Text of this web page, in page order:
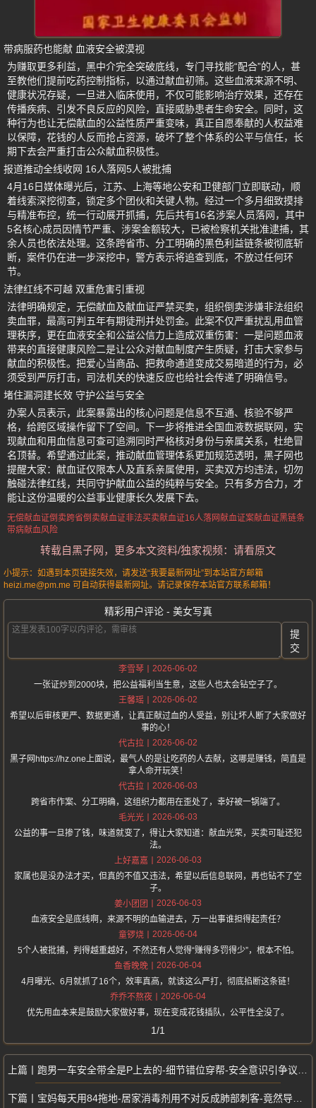
带病服药也能献 血液安全被漠视
为赚取更多利益，黑中介完全突破底线，专门寻找能“配合”的人，甚
至教他们提前吃药控制指标，以通过献血初筛。这些血液来源不明、
健康状况存疑，一旦进入临床使用，不仅可能影响治疗效果，还存在
传播疾病、引发不良反应的风险，直接威胁患者生命安全。同时，这
种行为也让无偿献血的公益性质严重变味，真正自愿奉献的人权益难
以保障，花钱的人反而抢占资源，破坏了整个体系的公平与信任，长
期下去会严重打击公众献血积极性。
报道推动全线收网 16人落网5人被批捕
4月16日媒体曝光后，江苏、上海等地公安和卫健部门立即联动，顺
着线索深挖彻查，锁定多个团伙和关键人物。经过一个多月细致摸排
与精准布控，统一行动展开抓捕，先后共有16名涉案人员落网，其中
5名核心成员因情节严重、涉案金额较大，已被检察机关批准逮捕，其
余人员也依法处理。这条跨省市、分工明确的黑色利益链条被彻底斩
断，案件仍在进一步深挖中，警方表示将追查到底，不放过任何环
节。
法律红线不可越 双重危害引重视
法律明确规定，无偿献血及献血证严禁买卖，组织倒卖涉嫌非法组织
卖血罪，最高可判五年有期徒刑并处罚金。此案不仅严重扰乱用血管
理秩序，更在血液安全和公益公信力上造成双重伤害：一是问题血液
带来的直接健康风险二是让公众对献血制度产生质疑，打击大家参与
献血的积极性。把爱心当商品、把救命通道变成交易暗道的行为，必
须受到严厉打击，司法机关的快速反应也给社会传递了明确信号。
堵住漏洞建长效 守护公益与安全
办案人员表示，此案暴露出的核心问题是信息不互通、核验不够严
格，给跨区域操作留下了空间。下一步将推进全国血液数据联网，实
现献血和用血信息可查可追溯同时严格核对身份与亲属关系，杜绝冒
名顶替。希望通过此案，推动献血管理体系更加规范透明，黑子网也
提醒大家：献血证仅限本人及直系亲属使用，买卖双方均违法，切勿
触碰法律红线，共同守护献血公益的纯粹与安全。只有多方合力，才
能让这份温暖的公益事业健康长久发展下去。
无偿献血证倒卖跨省倒卖献血证非法买卖献血证16人落网献血证案献血证黑链条
带病献血风险
转载自黑子网，更多本文资料/独家视频：请看原文
小提示：如遇到本页链接失效，请发送“我要最新网址”到本站官方邮箱
heizi.me@pm.me 可自动获得最新网址。请记录保存本站官方联系邮箱！
精彩用户评论 - 美女写真
提
交
李雪琴
2026-06-02
一张证炒到2000块，把公益福利当生意，这些人也太会钻空子了。
王馨瑶
2026-06-02
希望以后审核更严、数据更通，让真正献过血的人受益，别让坏人断了大家做好
事的心！
代古拉
2026-06-02
黑子网https://hz.one上面说，最气人的是让吃药的人去献，这哪是赚钱，简直是
拿人命开玩笑！
代古拉
2026-06-03
跨省市作案、分工明确，这组织力都用在歪处了，幸好被一锅端了。
毛光光
2026-06-03
公益的事一旦掺了钱，味道就变了，得让大家知道：献血光荣，买卖可耻还犯
法。
上好嘉嘉
2026-06-03
家属也是没办法才买，但真的不值又违法，希望以后信息联网，再也钻不了空
子。
姜小团团
2026-06-03
血液安全是底线啊，来源不明的血输进去，万一出事谁担得起责任？
童锣烧
2026-06-04
5个人被批捕，判得越重越好，不然还有人觉得“赚得多罚得少”，根本不怕。
鱼香晚晚
2026-06-04
4月曝光、6月就抓了16个，效率真高，就该这么严打，彻底掐断这条链！
乔乔不熬夜
2026-06-04
优先用血本来是鼓励大家做好事，现在变成花钱插队，公平性全没了。
1/1
跑男一车安全带全是P上去的-细节错位穿帮-安全意识引争议全网吐槽
宝妈每天用84拖地-居家消毒剂用不对反成肺部刺客-竟然导致肺炎